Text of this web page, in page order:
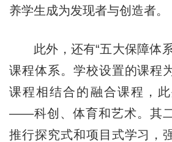
养学生成为发现者与创造者。
此外，还有“五大保障体系
课程体系。学校设置的课程
课程相结合的融合课程，
——科创、体育和艺术。其二
推行探究式和项目式学习，